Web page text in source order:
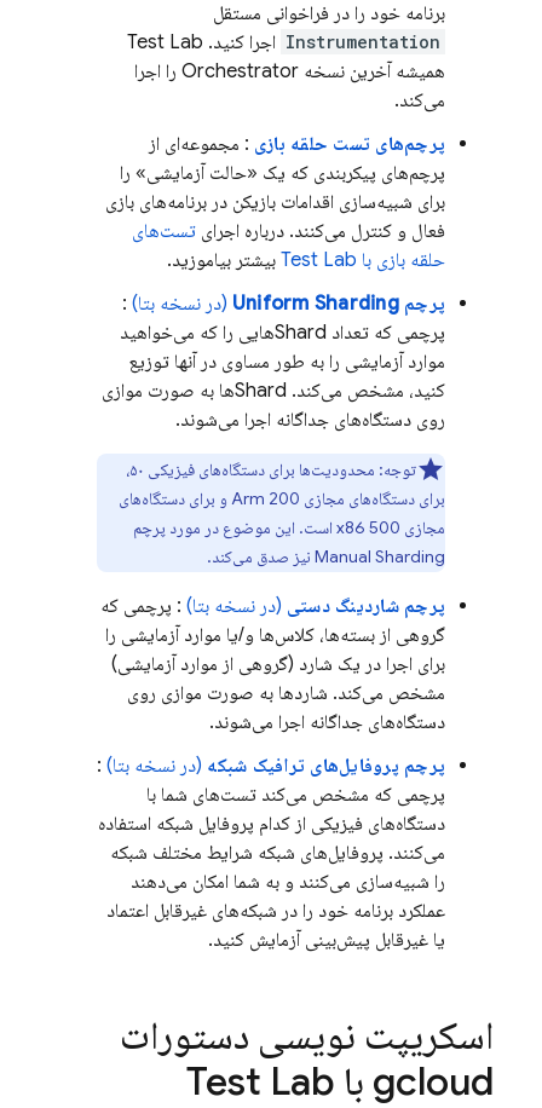
برنامه خود را در فراخوانی مستقل
Instrumentation اجرا کنید. Test Lab
همیشه آخرین نسخه Orchestrator را اجرا
می‌کند.
پرچم‌های تست حلقه بازی : مجموعه‌ای از
پرچم‌های پیکربندی که یک «حالت آزمایشی» را
برای شبیه‌سازی اقدامات بازیکن در برنامه‌های بازی
فعال و کنترل می‌کنند. درباره اجرای تست‌های
حلقه بازی با Test Lab بیشتر بیاموزید.
پرچم Uniform Sharding
(در نسخه بتا) :
پرچمی که تعداد Shardهایی را که می‌خواهید
موارد آزمایشی را به طور مساوی در آنها توزیع
کنید، مشخص می‌کند. Shardها به صورت موازی
روی دستگاه‌های جداگانه اجرا می‌شوند.
توجه:
محدودیت‌ها برای دستگاه‌های فیزیکی ۵۰،
برای دستگاه‌های مجازی Arm 200 و برای دستگاه‌های
مجازی x86 500 است. این موضوع در مورد پرچم
Manual Sharding نیز صدق می‌کند.
پرچم شاردینگ دستی (در نسخه بتا) : پرچمی که
گروهی از بسته‌ها، کلاس‌ها و/یا موارد آزمایشی را
برای اجرا در یک شارد (گروهی از موارد آزمایشی)
مشخص می‌کند. شاردها به صورت موازی روی
دستگاه‌های جداگانه اجرا می‌شوند.
پرچم پروفایل‌های ترافیک شبکه (در نسخه بتا):
پرچمی که مشخص می‌کند تست‌های شما با
دستگاه‌های فیزیکی از کدام پروفایل شبکه استفاده
می‌کنند. پروفایل‌های شبکه شرایط مختلف شبکه
را شبیه‌سازی می‌کنند و به شما امکان می‌دهند
عملکرد برنامه خود را در شبکه‌های غیرقابل اعتماد
یا غیرقابل پیش‌بینی آزمایش کنید.
اسکریپت نویسی دستورات
gcloud با
Test Lab